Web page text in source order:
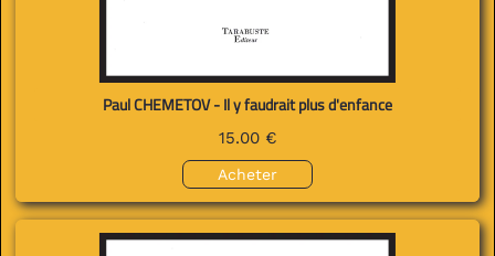
Paul CHEMETOV - Il y faudrait plus d'enfance
15.00 €
Acheter